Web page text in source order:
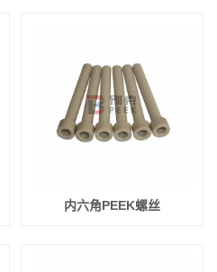
内六角PEEK螺丝